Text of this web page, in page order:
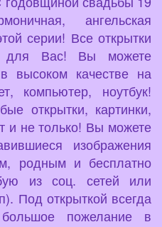
ангельская
серии! Все открытки
для Вас! Вы можете
высоком качестве на
компьютер, ноутбук!
открытки, картинки,
и не только! Вы можете
изображения
родным и бесплатно
из соц. сетей или
Под открыткой всегда
пожелание в